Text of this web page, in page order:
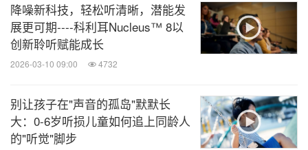
轻松掌控听能管理
值得一提的还有 Nucleus Smart App中"查找我的处
理器"功能。想象一下，孩子放学后兴奋地奔跑，声
音处理器不慎滑落却浑然不知，待发现时已不知从何
降噪新科技，轻松听清晰，潜能发
展更可期----科利耳Nucleus™ 8以
创新聆听赋能成长
2026-03-10 09:00 4732
别让孩子在"声音的孤岛"默默长
大：0-6岁听损儿童如何追上同龄人
的"听觉"脚步